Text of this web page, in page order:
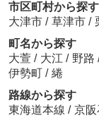
市区町村から探す
大津市 / 草津市 /
町名から探す
大萱 / 大江 / 野路
伊勢町 / 綣
路線から探す
東海道本線 / 京阪